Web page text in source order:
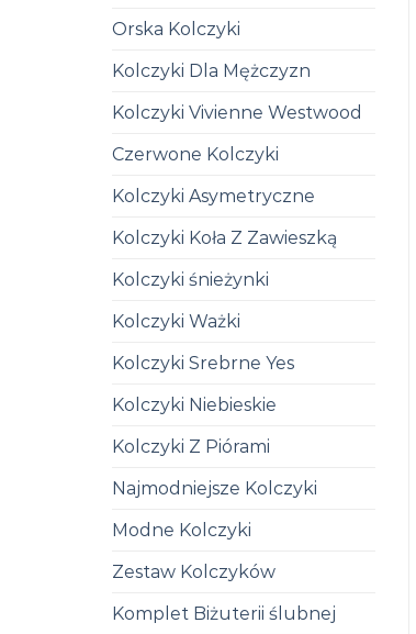
Orska Kolczyki
Kolczyki Dla Mężczyzn
Kolczyki Vivienne Westwood
Czerwone Kolczyki
Kolczyki Asymetryczne
Kolczyki Koła Z Zawieszką
Kolczyki śnieżynki
Kolczyki Ważki
Kolczyki Srebrne Yes
Kolczyki Niebieskie
Kolczyki Z Piórami
Najmodniejsze Kolczyki
Modne Kolczyki
Zestaw Kolczyków
Komplet Biżuterii ślubnej